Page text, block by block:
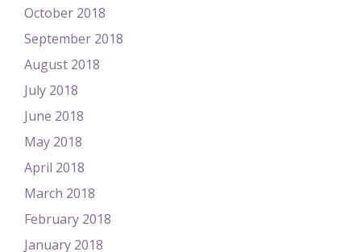
October 2018
September 2018
August 2018
July 2018
June 2018
May 2018
April 2018
March 2018
February 2018
January 2018